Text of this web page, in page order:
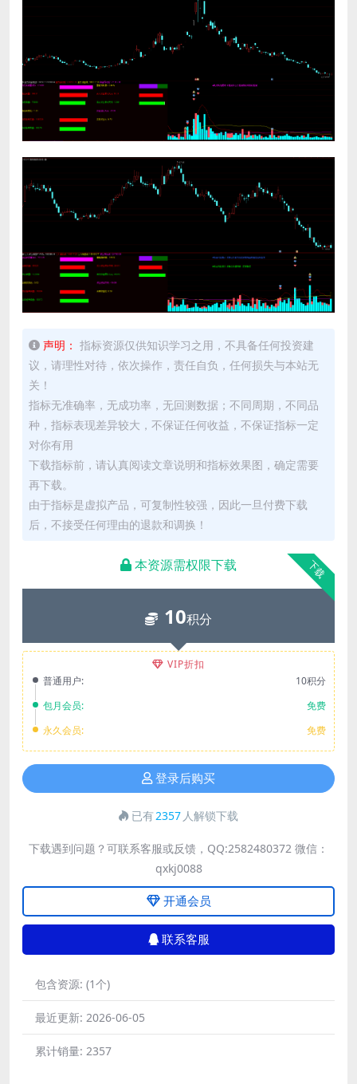
声明： 指标资源仅供知识学习之用，不具备任何投资建
议，请理性对待，依次操作，责任自负，任何损失与本站无
关！
指标无准确率，无成功率，无回测数据；不同周期，不同品
种，指标表现差异较大，不保证任何收益，不保证指标一定
对你有用
下载指标前，请认真阅读文章说明和指标效果图，确定需要
再下载。
由于指标是虚拟产品，可复制性较强，因此一旦付费下载
后，不接受任何理由的退款和调换！
下载
本资源需权限下载
10积分
VIP折扣
普通用户:
10积分
包月会员:
免费
永久会员:
免费
登录后购买
已有2357 人解锁下载
下载遇到问题？可联系客服或反馈，QQ:2582480372 微信：
qxkj0088
开通会员
联系客服
包含资源: (1个)
最近更新: 2026-06-05
累计销量: 2357